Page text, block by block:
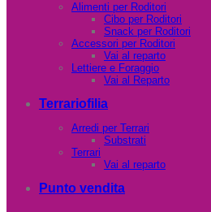
Alimenti per Roditori
Cibo per Roditori
Snack per Roditori
Accessori per Roditori
Vai al reparto
Lettiere e Foraggio
Vai al Reparto
Terrariofilia
Arredi per Terrari
Substrati
Terrari
Vai al reparto
Punto vendita